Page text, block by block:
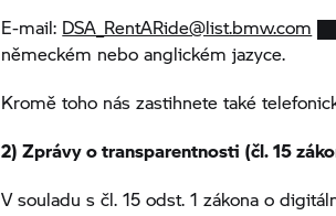
E-mail: DSA_RentARide@list.bmw.com
německém nebo anglickém jazyce.
Kromě toho nás zastihnete také
2) Zprávy o transparentnosti (čl. 15
V souladu s čl. 15 odst. 1 zákona o